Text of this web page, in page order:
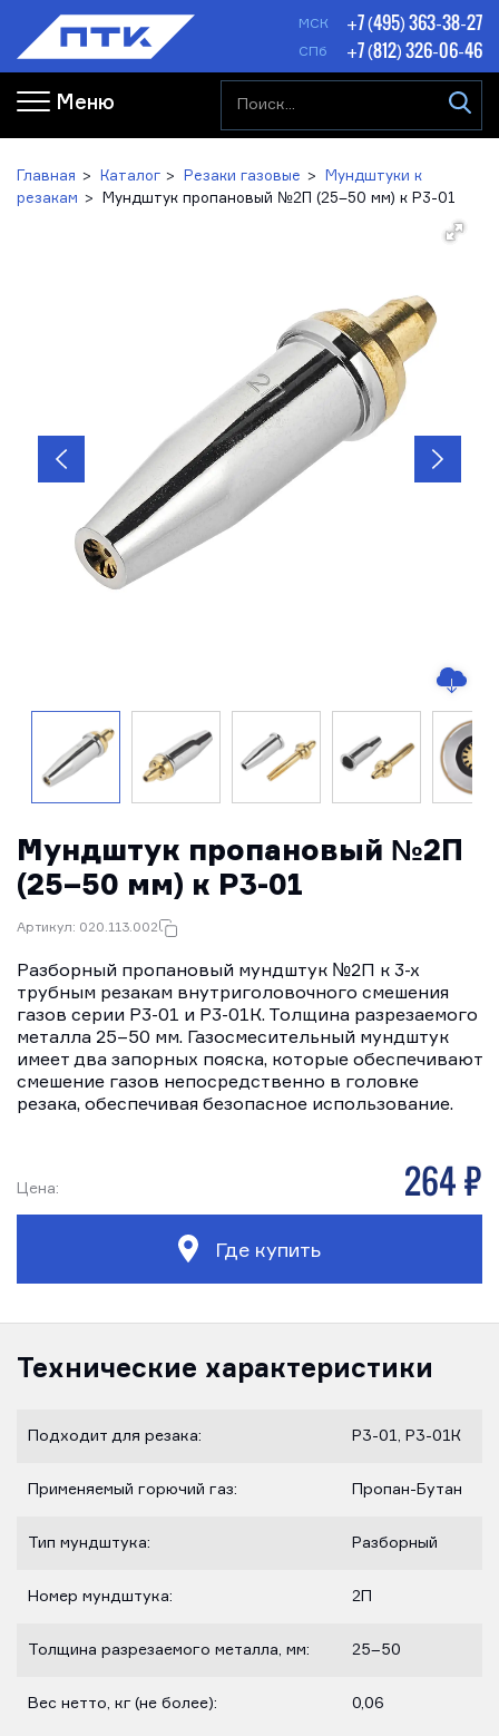
МСК +7 (495) 363-38-27
СПб +7 (812) 326-06-46
Меню
Главная Каталог Резаки газовые
Мундштуки к
резакам
Мундштук пропановый №2П (25–50 мм) к Р3-01
Мундштук пропановый №2П
(25–50 мм) к Р3-01
Артикул: 020.113.002
Разборный пропановый мундштук №2П к 3-х
трубным резакам внутриголовочного смешения
газов серии Р3-01 и Р3-01К. Толщина разрезаемого
металла 25–50 мм. Газосмесительный мундштук
имеет два запорных пояска, которые обеспечивают
смешение газов непосредственно в головке
резака, обеспечивая безопасное использование.
Цена: 264 р
Где купить
Технические характеристики
Подходит для резака: Р3-01, Р3-01К
Применяемый горючий газ: Пропан-Бутан
Тип мундштука: Разборный
Номер мундштука: 2П
Толщина разрезаемого металла, мм: 25–50
Вес нетто, кг (не более): 0,06